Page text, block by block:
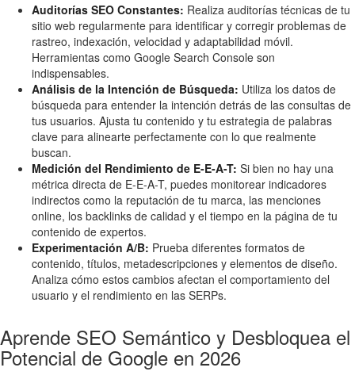
Auditorías SEO Constantes: Realiza auditorías técnicas de tu
sitio web regularmente para identificar y corregir problemas de
rastreo, indexación, velocidad y adaptabilidad móvil.
Herramientas como Google Search Console son
indispensables.
Análisis de la Intención de Búsqueda: Utiliza los datos de
búsqueda para entender la intención detrás de las consultas de
tus usuarios. Ajusta tu contenido y tu estrategia de palabras
clave para alinearte perfectamente con lo que realmente
buscan.
Medición del Rendimiento de E-E-A-T: Si bien no hay una
métrica directa de E-E-A-T, puedes monitorear indicadores
indirectos como la reputación de tu marca, las menciones
online, los backlinks de calidad y el tiempo en la página de tu
contenido de expertos.
Experimentación A/B: Prueba diferentes formatos de
contenido, títulos, metadescripciones y elementos de diseño.
Analiza cómo estos cambios afectan el comportamiento del
usuario y el rendimiento en las SERPs.
Aprende SEO Semántico y Desbloquea el
Potencial de Google en 2026